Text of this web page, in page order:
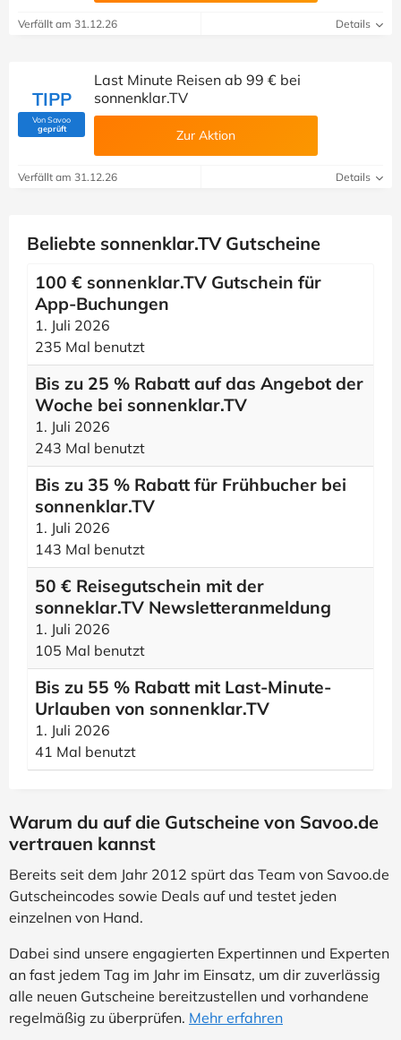
Verfällt am 31.12.26 Details
TIPP
Von Savoo
geprüft(Von Savoo geprüft)
Last Minute Reisen ab 99 € bei
sonnenklar.TV
Zur Aktion
Verfällt am 31.12.26 Details
Beliebte sonnenklar.TV Gutscheine
100 € sonnenklar.TV Gutschein für
App-Buchungen
1. Juli 2026
235 Mal benutzt
Bis zu 25 % Rabatt auf das Angebot der
Woche bei sonnenklar.TV
1. Juli 2026
243 Mal benutzt
Bis zu 35 % Rabatt für Frühbucher bei
sonnenklar.TV
1. Juli 2026
143 Mal benutzt
50 € Reisegutschein mit der
sonneklar.TV Newsletteranmeldung
1. Juli 2026
105 Mal benutzt
Bis zu 55 % Rabatt mit Last-Minute-
Urlauben von sonnenklar.TV
1. Juli 2026
41 Mal benutzt
Warum du auf die Gutscheine von Savoo.de
vertrauen kannst
Bereits seit dem Jahr 2012 spürt das Team von Savoo.de
Gutscheincodes sowie Deals auf und testet jeden
einzelnen von Hand.
Dabei sind unsere engagierten Expertinnen und Experten
an fast jedem Tag im Jahr im Einsatz, um dir zuverlässig
alle neuen Gutscheine bereitzustellen und vorhandene
regelmäßig zu überprüfen. Mehr erfahren